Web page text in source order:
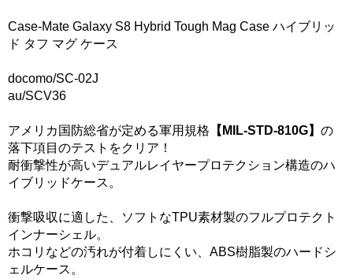
Case-Mate Galaxy S8 Hybrid Tough Mag Case ハイブリッ
ド タフ マグ ケース
docomo/SC-02J
au/SCV36
アメリカ国防総省が定める軍用規格 【MIL-STD-810G】 の
落下項目のテストをクリア！
耐衝撃性が高いデュアルレイヤープロテクション構造のハ
イブリッドケース。
衝撃吸収に適した、ソフトなTPU素材製のフルプロテクト
インナーシェル。
ホコリなどの汚れが付着しにくい、ABS樹脂製のハードシ
ェルケース。